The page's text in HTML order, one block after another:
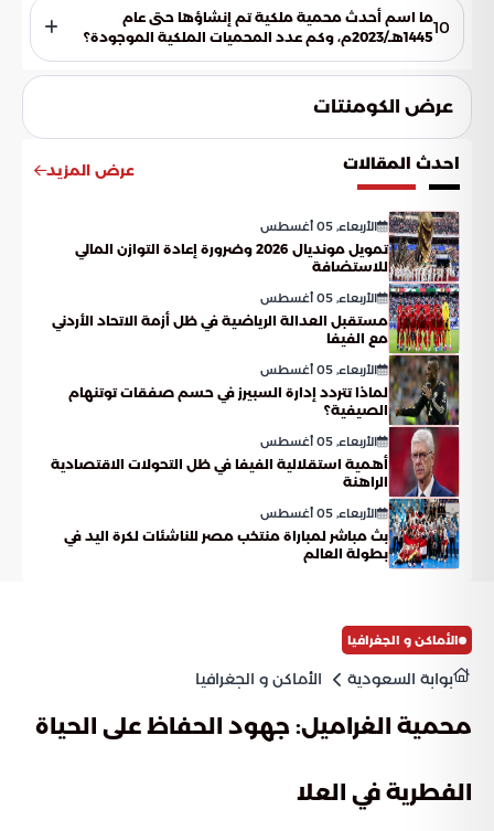
2030 للمحميات الملكية في عام 1445هـ/2023م.
10ما اسم أحدث محمية ملكية تم إنشاؤها حتى عام
1445هـ/2023م، وكم عدد المحميات الملكية الموجودة؟
أحدث محمية ملكية تم إنشاؤها هي محمية الإمام فيصل بن تركي
عرض الكومنتات
احدث المقالات عرض المزيد
الأربعاء, 05 أغسطس
تمويل مونديال 2026 وضرورة إعادة التوازن المالي
للاستضافة
الأربعاء, 05 أغسطس
مستقبل العدالة الرياضية في ظل أزمة الاتحاد الأردني
مع الفيفا
الأربعاء, 05 أغسطس
لماذا تتردد إدارة السبيرز في حسم صفقات توتنهام
الصيفية؟
الأربعاء, 05 أغسطس
أهمية استقلالية الفيفا في ظل التحولات الاقتصادية
الراهنة
الأربعاء, 05 أغسطس
بث مباشر لمباراة منتخب مصر للناشئات لكرة اليد في
بطولة العالم
الأماكن و الجغرافيا
بوابة السعودية الأماكن و الجغرافيا
محمية الغراميل: جهود الحفاظ على الحياة
الفطرية في العلا